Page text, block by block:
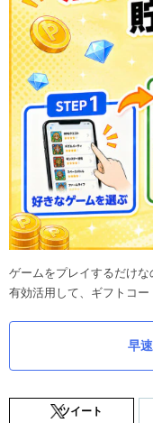
ゲームをプレイするだけな
有効活用して、ギフトコー
早
ツイート